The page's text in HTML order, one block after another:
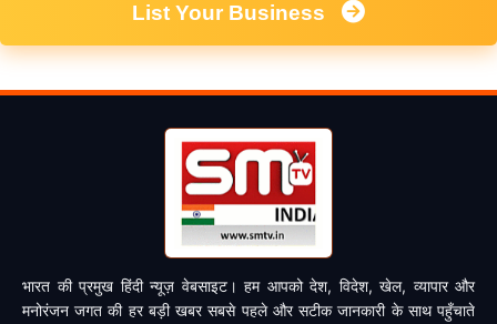
List Your Business
भारत की प्रमुख हिंदी न्यूज़ वेबसाइट। हम आपको देश, विदेश, खेल, व्यापार और
मनोरंजन जगत की हर बड़ी खबर सबसे पहले और सटीक जानकारी के साथ पहुँचाते